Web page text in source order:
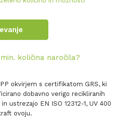
količina naročila?
okvirjem s certifikatom GRS, ki
dobavno verigo recikliranih
ustrezajo EN ISO 12312-1, UV 400
ovoju.